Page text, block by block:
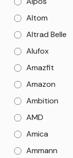
Altom
Altrad Belle
Alufox
Amazfit
Amazon
Ambition
AMD
Amica
Ammann